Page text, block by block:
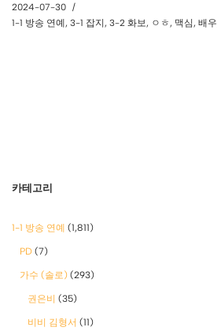
2024-07-30
1-1 방송 연예, 3-1 잡지, 3-2 화보, ㅇㅎ , 맥심, 배우
카테고리
1-1 방송 연예 (1,811)
PD (7)
가수 (솔로) (293)
권은비 (35)
비비 김형서 (11)